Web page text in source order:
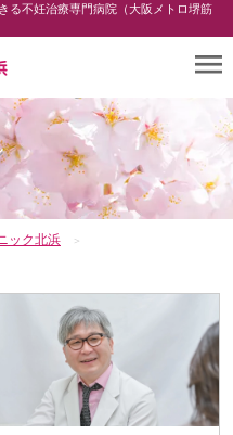
る不妊治療専門病院（大阪メトロ堺筋
ック北浜